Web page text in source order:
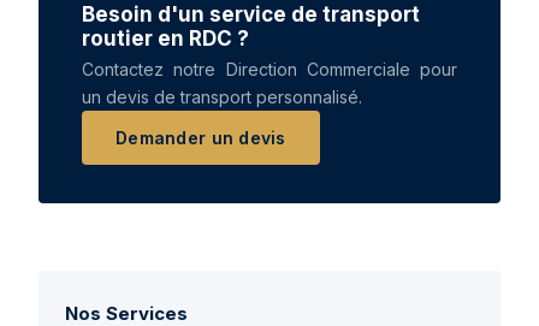
Besoin d'un service de transport
routier en RDC ?
Contactez notre Direction Commerciale pour
un devis de transport personnalisé.
Demander un devis
Nos Services